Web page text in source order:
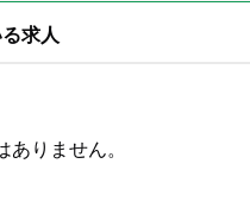
求人
ありません。